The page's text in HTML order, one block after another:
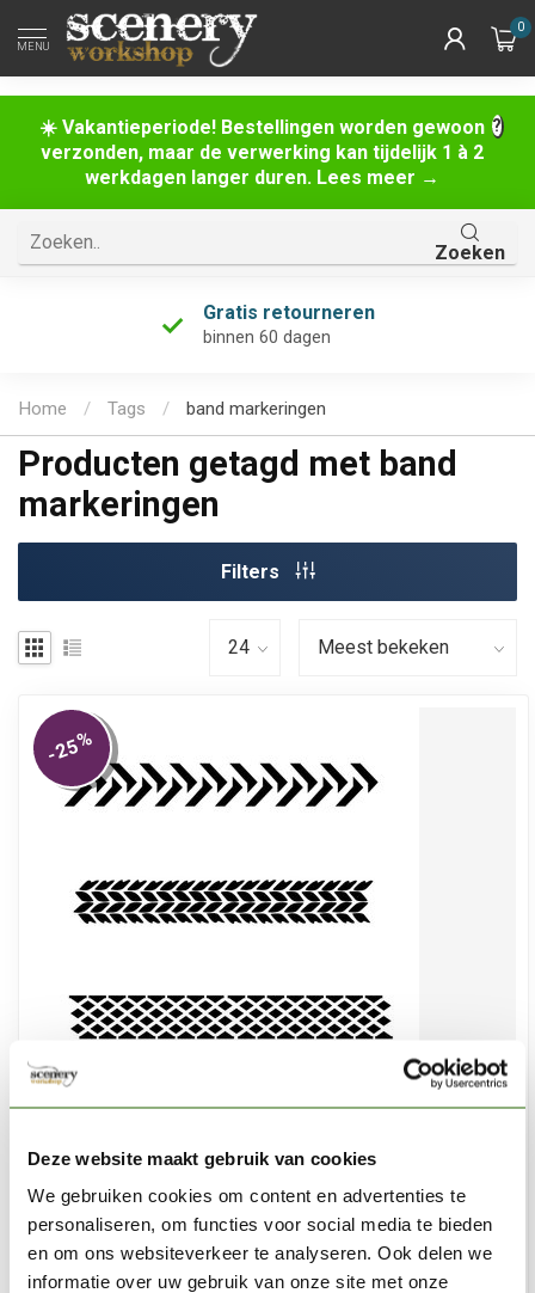
Deze website maakt gebruik van cookies
We gebruiken cookies om content en advertenties te
personaliseren, om functies voor social media te bieden
en om ons websiteverkeer te analyseren. Ook delen we
informatie over uw gebruik van onze site met onze
☀️ Vakantieperiode! Bestellingen worden gewoon
verzonden, maar de verwerking kan tijdelijk 1 à 2
werkdagen langer duren. Lees meer →
MENU
0
Zoeken
Gratis retourneren
binnen 60 dagen
Home / Tags / band markeringen
Producten getagd met band
markeringen
Filters
-25%
Tyre Markings - 1/35 - Texture Effects Airbrush Stencil -
ST-TX002
€6,30 €4,73
Op voorraad